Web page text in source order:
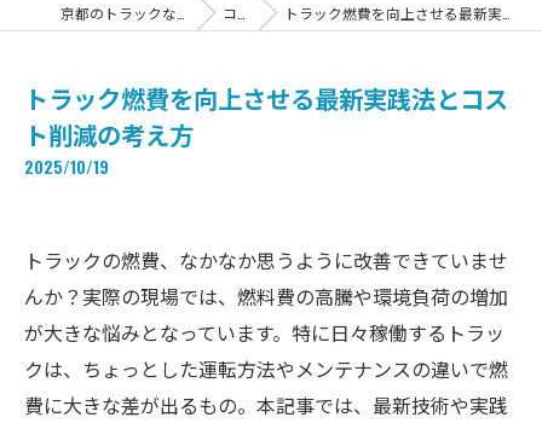
コラム トラック燃費を向上させる最新実践法とコスト削減の考え方
トラック燃費を向上させる最新実践法とコス
ト削減の考え方
2025/10/19
トラックの燃費、なかなか思うように改善できていませ
んか？実際の現場では、燃料費の高騰や環境負荷の増加
が大きな悩みとなっています。特に日々稼働するトラッ
クは、ちょっとした運転方法やメンテナンスの違いで燃
費に大きな差が出るもの。本記事では、最新技術や実践